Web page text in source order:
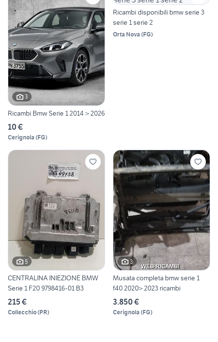
3
Ricambi Bmw Serie 1 2014 > 2026
10 €
Cerignola (FG)
Ricambi disponibili bmw serie 3
serie 1 serie 2
Orta Nova (FG)
5
CENTRALINA INIEZIONE BMW
Serie 1 F20 9798416-01 B3
215 €
Collecchio(PR)
3
Musata completa bmw serie 1
f40 2020> 2023 ricambi
3.850 €
Cerignola (FG)